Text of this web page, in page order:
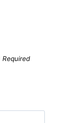
Required